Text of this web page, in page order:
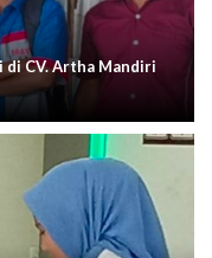
di CV. Artha Mandiri